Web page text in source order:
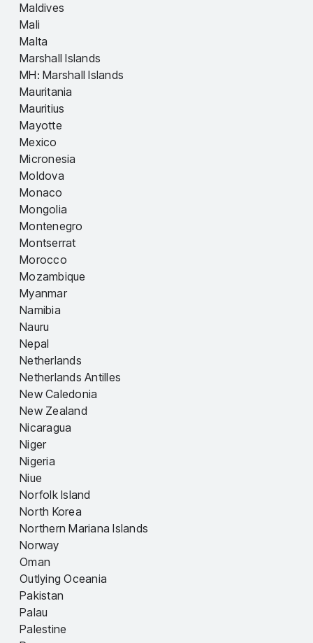
Maldives
Mali
Malta
Marshall Islands
MH: Marshall Islands
Mauritania
Mauritius
Mayotte
Mexico
Micronesia
Moldova
Monaco
Mongolia
Montenegro
Montserrat
Morocco
Mozambique
Myanmar
Namibia
Nauru
Nepal
Netherlands
Netherlands Antilles
New Caledonia
New Zealand
Nicaragua
Niger
Nigeria
Niue
Norfolk Island
North Korea
Northern Mariana Islands
Norway
Oman
Outlying Oceania
Pakistan
Palau
Palestine